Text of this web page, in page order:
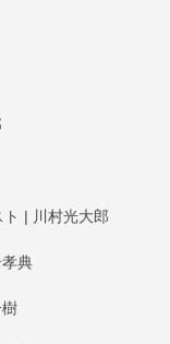
| 川村光大郎
典